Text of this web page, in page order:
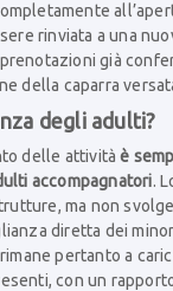
rinviata a una
già
della caparra
degli adulti?
delle attivitàè
accompagnatori.
ma non
diretta dei
pertanto a
con un